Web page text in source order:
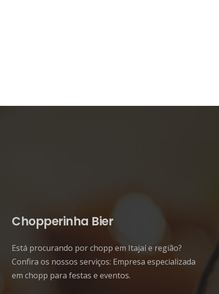
Chopperinha Bier
Está procurando por chopp em Itajaí e região?
Confira os nossos serviços: Empresa especializada
em chopp para festas e eventos.